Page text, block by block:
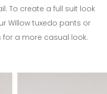
To create a full suit look
Willow tuxedo pants or
for a more casual look.